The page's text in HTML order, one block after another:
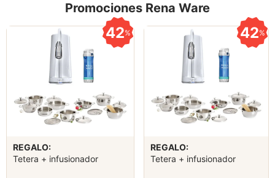
Promociones Rena Ware
42%
REGALO:
Tetera + infusionador
42%
REGALO:
Tetera + infusionador